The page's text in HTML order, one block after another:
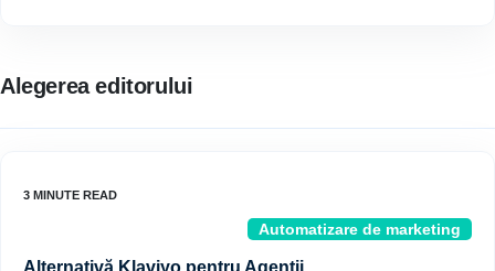
Alegerea editorului
Automatizare de marketing
Alternativă Klaviyo pentru Agenții